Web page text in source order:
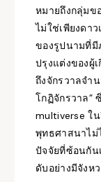
หมายถึงกลุ่มข
ไม่ใช่เพียงดา
ของรูปนามที่มี
ปรุงแต่งของผู้
ถึงจักรวาลจำ
โกฏิจักรวาล”
multiverse ใ
พุทธศาสนาไม่
ปัจจัยที่ซ้อนกัน
ดับอย่างมีจังห